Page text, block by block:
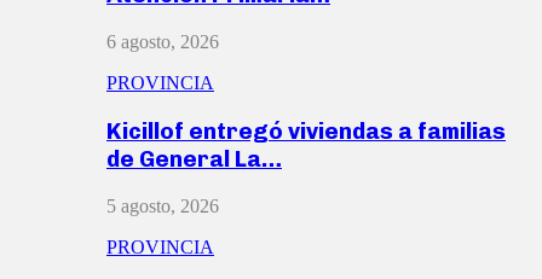
6 agosto, 2026
PROVINCIA
Kicillof entregó viviendas a familias
de General La…
5 agosto, 2026
PROVINCIA